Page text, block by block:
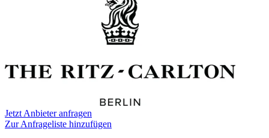
Jetzt Anbieter anfragen
Zur Anfrageliste hinzufügen